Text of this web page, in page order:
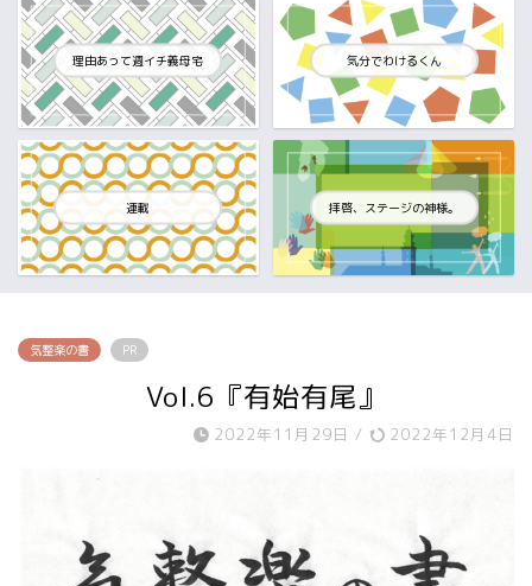
理由あって週イチ義母宅 気分でわけるくん
連載 拝啓、ステージの神様。
気整楽の書 PR
Vol.6『有始有尾』
2022年11月29日 / 2022年12月4日